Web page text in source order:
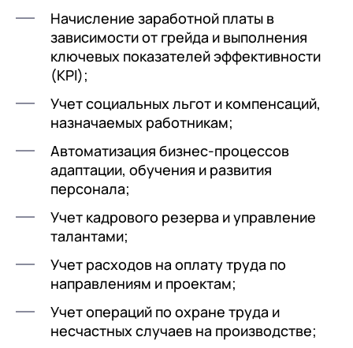
Начисление заработной платы в
зависимости от грейда и выполнения
ключевых показателей эффективности
(KPI);
Учет социальных льгот и компенсаций,
назначаемых работникам;
Автоматизация бизнес-процессов
адаптации, обучения и развития
персонала;
Учет кадрового резерва и управление
талантами;
Учет расходов на оплату труда по
направлениям и проектам;
Учет операций по охране труда и
несчастных случаев на производстве;